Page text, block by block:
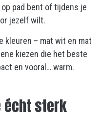
pad bent of tijdens je
jezelf wilt.
kleuren – mat wit en mat
kiezen die het beste
en vooral… warm.
écht sterk